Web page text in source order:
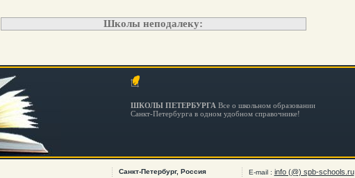
Школы неподалеку:
ШКОЛЫ ПЕТЕРБУРГА Все о школьном образовании
Санкт-Петербурга в одном удобном справочнике!
Санкт-Петербург, Россия E-mail : info (@) spb-schools.ru